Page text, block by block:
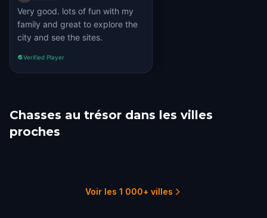
Very good. lots of fun with my
family and great to explore the
city and see the sites.
Verified Player
Chasses au trésor dans les villes
proches
Voir les 1 000+ villes